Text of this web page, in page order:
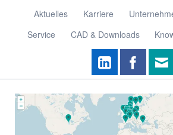
Aktuelles
Karriere
Service
CAD & Downloads